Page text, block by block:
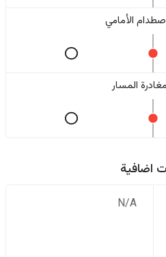
الأمامي
المسار
اضافية
N/A